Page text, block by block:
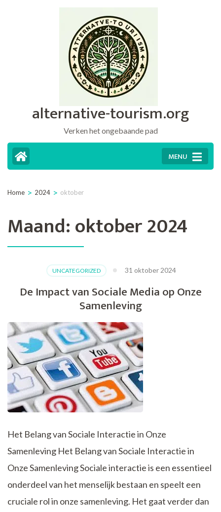
alternative-tourism.org
Verken het ongebaande pad
MENU
Home > 2024 > oktober
Maand:oktober 2024
UNCATEGORIZED 31 oktober 2024
De Impact van Sociale Media op Onze
Samenleving
Het Belang van Sociale Interactie in Onze
Samenleving Het Belang van Sociale Interactie in
Onze Samenleving Sociale interactie is een essentieel
onderdeel van het menselijk bestaan en speelt een
cruciale rol in onze samenleving. Het gaat verder dan